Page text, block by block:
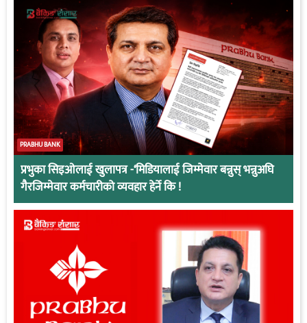
PRABHU BANK
प्रभुका सिइओलाई खुलापत्र -‘मिडियालाई जिम्मेवार बन्नुस् भन्नुअघि
गैरजिम्मेवार कर्मचारीको व्यवहार हेर्ने कि !